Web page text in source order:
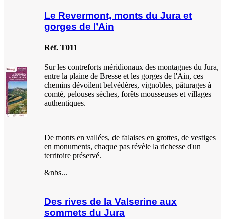
Le Revermont, monts du Jura et
gorges de l’Ain
Réf. T011
Sur les contreforts méridionaux des montagnes du Jura,
entre la plaine de Bresse et les gorges de l'Ain, ces
chemins dévoilent belvédères, vignobles, pâturages à
comté, pelouses sèches, forêts mousseuses et villages
authentiques.
De monts en vallées, de falaises en grottes, de vestiges
en monuments, chaque pas révèle la richesse d'un
territoire préservé.
&nbs...
Des rives de la Valserine aux
sommets du Jura